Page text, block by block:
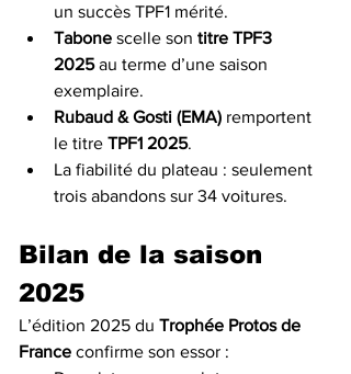
un succès TPF1 mérité.
Tabone scelle son titre TPF3
2025 au terme d’une saison
exemplaire.
Rubaud & Gosti (EMA) remportent
le titre TPF1 2025.
La fiabilité du plateau : seulement
trois abandons sur 34 voitures.
Bilan de la saison
2025
L’édition 2025 du Trophée Protos de
France confirme son essor :